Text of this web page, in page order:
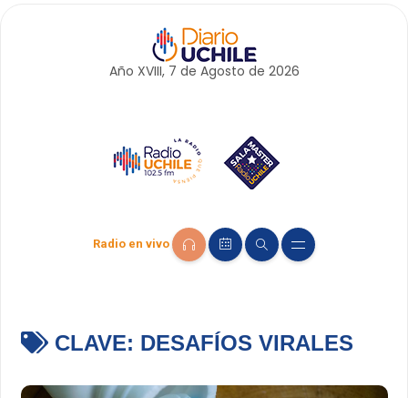
Año XVIII, 7 de Agosto de 2026
Radio en vivo
CLAVE: DESAFÍOS VIRALES